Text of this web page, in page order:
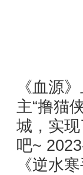
《血源
主“撸猫
城，实
吧~
《逆水